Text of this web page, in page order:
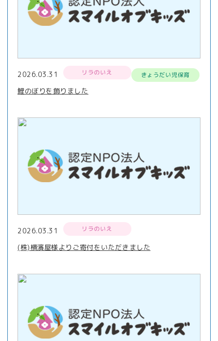
2026.03.31 リラのいえ きょうだい児保育
鯉のぼりを飾りました
2026.03.31 リラのいえ
(株)横濱屋様よりご寄付をいただきました